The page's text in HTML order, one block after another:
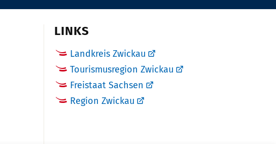
LINKS
Landkreis Zwickau
Tourismusregion Zwickau
Freistaat Sachsen
Region Zwickau